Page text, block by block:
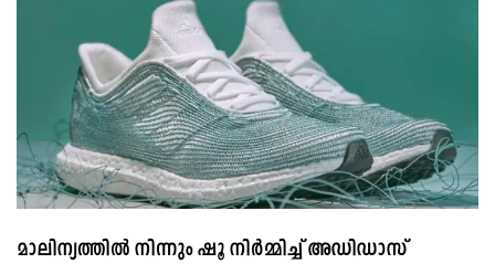
മാലിന്യത്തില്‍ നിന്നും ഷൂ നിര്‍മ്മിച്ച് അഡിഡാസ്